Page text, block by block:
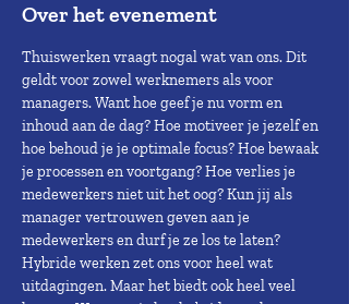
Over het evenement
Thuiswerken vraagt nogal wat van ons. Dit
geldt voor zowel werknemers als voor
managers. Want hoe geef je nu vorm en
inhoud aan de dag? Hoe motiveer je jezelf en
hoe behoud je je optimale focus? Hoe bewaak
je processen en voortgang? Hoe verlies je
medewerkers niet uit het oog? Kun jij als
manager vertrouwen geven aan je
medewerkers en durf je ze los te laten?
Hybride werken zet ons voor heel wat
uitdagingen. Maar het biedt ook heel veel